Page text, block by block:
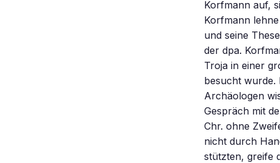
Korfmann auf,
Korfmann
und seine
der dpa.
Troja in einer
besucht wurde.
Archäologen
Gespräch mit
Chr. ohne
nicht durch
stützten, greife